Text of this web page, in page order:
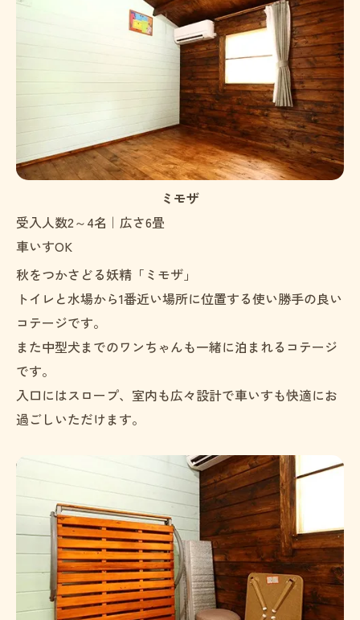
ミモザ
受入人数2～4名｜広さ6畳
車いすOK
秋をつかさどる妖精「ミモザ」
トイレと水場から1番近い場所に位置する使い勝手の良い
コテージです。
また中型犬までのワンちゃんも一緒に泊まれるコテージ
です。
入口にはスロープ、室内も広々設計で車いすも快適にお
過ごしいただけます。